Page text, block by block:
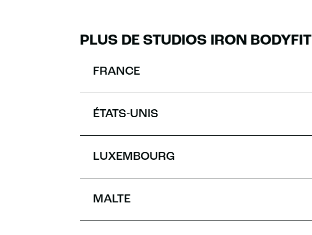
PLUS DE STUDIOS IRON BODYFIT
FRANCE
ÉTATS-UNIS
LUXEMBOURG
MALTE